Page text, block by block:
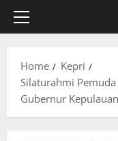
Primary
Home
Kepri
Silaturahmi
Gubernur